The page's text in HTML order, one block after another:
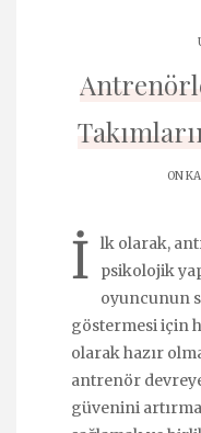
ON
İ
lk olarak,
psikolojik
oyuncunun
göstermesi için
olarak hazır
antrenör
güvenini